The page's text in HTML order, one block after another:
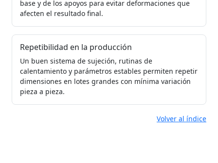
base y de los apoyos para evitar deformaciones que
afecten el resultado final.
Repetibilidad en la producción
Un buen sistema de sujeción, rutinas de
calentamiento y parámetros estables permiten repetir
dimensiones en lotes grandes con mínima variación
pieza a pieza.
Volver al índice